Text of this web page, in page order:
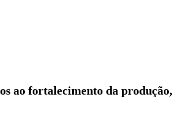
ao fortalecimento da produção,